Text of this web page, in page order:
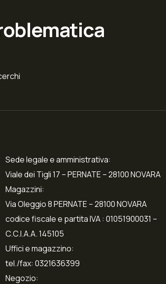
Sede legale e amministrativa:
Viale dei Tigli 17 – PERNATE – 28100 NOVARA
Magazzini:
Via Oleggio 8 PERNATE – 28100 NOVARA
codice fiscale e partita IVA : 01051900031 –
C.C.I.A.A. 145105
Uffici e magazzino:
tel./fax: 0321636399
Negozio: